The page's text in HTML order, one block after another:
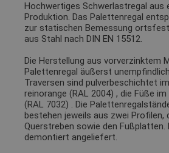
Hochwertiges Schwerlastregal aus
Produktion. Das Palettenregal
zur statischen Bemessung
aus Stahl nach DIN EN 15512.
Die Herstellung aus vorverzinktem
Palettenregal äußerst
Traversen sind pulverbeschichtet
reinorange (RAL 2004) , die Füße
(RAL 7032) . Die
bestehen jeweils aus zwei Profilen,
Querstreben sowie den Fußplatten.
demontiert angeliefert.